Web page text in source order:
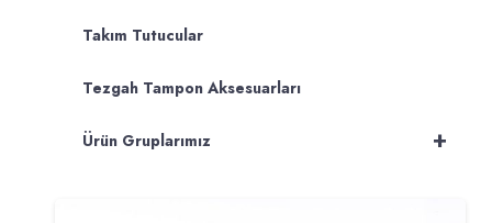
Takım Tutucular
Tezgah Tampon Aksesuarları
+
Ürün Gruplarımız